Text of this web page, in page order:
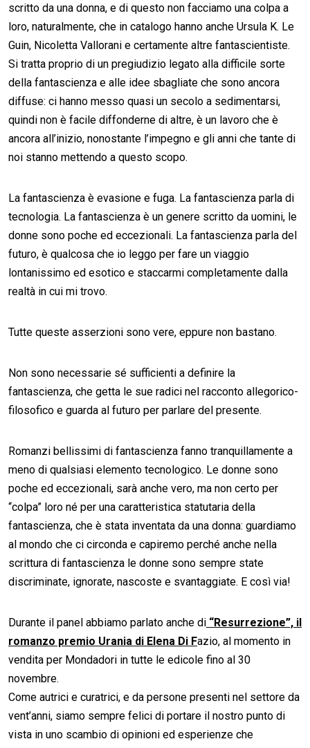
scritto da una donna, e di questo non facciamo una colpa a
loro, naturalmente, che in catalogo hanno anche Ursula K. Le
Guin, Nicoletta Vallorani e certamente altre fantascientiste.
Si tratta proprio di un pregiudizio legato alla difficile sorte
della fantascienza e alle idee sbagliate che sono ancora
diffuse: ci hanno messo quasi un secolo a sedimentarsi,
quindi non è facile diffonderne di altre, è un lavoro che è
ancora all’inizio, nonostante l’impegno e gli anni che tante di
noi stanno mettendo a questo scopo.
La fantascienza è evasione e fuga. La fantascienza parla di
tecnologia. La fantascienza è un genere scritto da uomini, le
donne sono poche ed eccezionali. La fantascienza parla del
futuro, è qualcosa che io leggo per fare un viaggio
lontanissimo ed esotico e staccarmi completamente dalla
realtà in cui mi trovo.
Tutte queste asserzioni sono vere, eppure non bastano.
Non sono necessarie sé sufficienti a definire la
fantascienza, che getta le sue radici nel racconto allegorico-
filosofico e guarda al futuro per parlare del presente.
Romanzi bellissimi di fantascienza fanno tranquillamente a
meno di qualsiasi elemento tecnologico. Le donne sono
poche ed eccezionali, sarà anche vero, ma non certo per
“colpa” loro né per una caratteristica statutaria della
fantascienza, che è stata inventata da una donna: guardiamo
al mondo che ci circonda e capiremo perché anche nella
scrittura di fantascienza le donne sono sempre state
discriminate, ignorate, nascoste e svantaggiate. E così via!
Durante il panel abbiamo parlato anche di “Resurrezione”, il
romanzo premio Urania di Elena Di Fazio, al momento in
vendita per Mondadori in tutte le edicole fino al 30
novembre.
Come autrici e curatrici, e da persone presenti nel settore da
vent’anni, siamo sempre felici di portare il nostro punto di
vista in uno scambio di opinioni ed esperienze che